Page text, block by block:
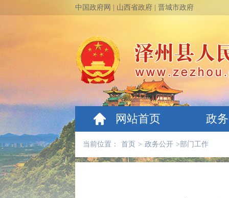
中国政府网 山西省政府 晋城市政府
网站首页 政
当前位置： 首页 > 政务公开 >部门工作